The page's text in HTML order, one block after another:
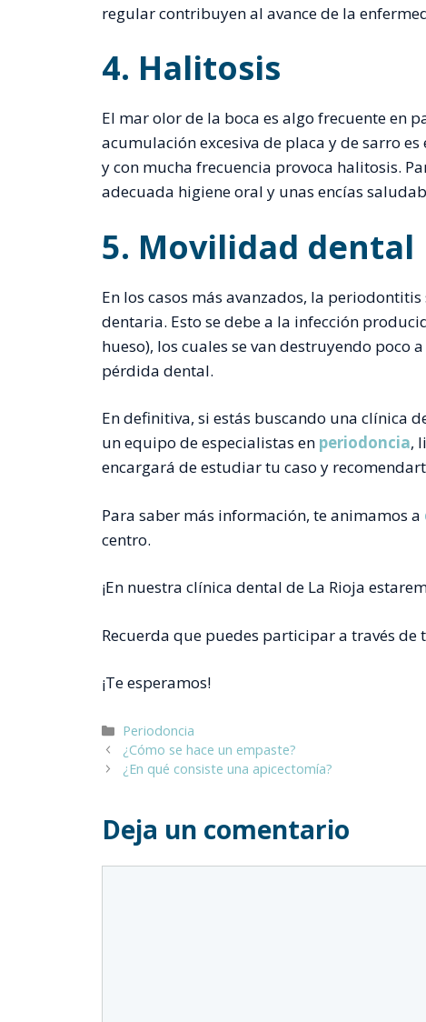
regular contribuyen al avance de la
4. Halitosis
El mar olor de la boca es algo frecuente en
acumulación excesiva de placa y de sarro
y con mucha frecuencia provoca halitosis.
adecuada higiene oral y unas encías
5. Movilidad dental
En los casos más avanzados, la
dentaria. Esto se debe a la infección
hueso), los cuales se van destruyendo
pérdida dental.
En definitiva, si estás buscando una clínica
un equipo de especialistas en periodoncia,
encargará de estudiar tu caso y
Para saber más información, te animamos a
centro.
¡En nuestra clínica dental de La Rioja
Recuerda que puedes participar a través
¡Te esperamos!
Categorías
Periodoncia
¿Cómo se hace un empaste?
¿En qué consiste una apicectomía?
Deja un comentario